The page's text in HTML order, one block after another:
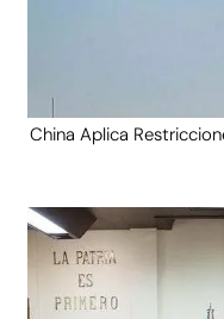
China Aplica